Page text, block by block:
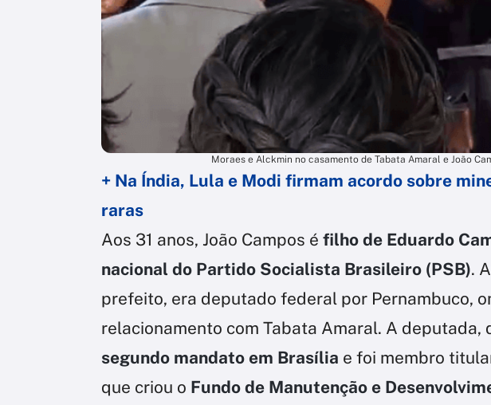
Moraes e Alckmin no casamento de Tabata Amaral e João
+ Na Índia, Lula e Modi firmam acordo sobre
raras
Aos 31 anos, João Campos é filho de Eduardo
nacional do Partido Socialista Brasileiro (PSB).
prefeito, era deputado federal por Pernambuco,
relacionamento com Tabata Amaral. A deputada,
segundo mandato em Brasília e foi membro
que criou o Fundo de Manutenção e